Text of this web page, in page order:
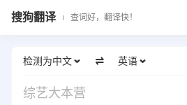
搜狗翻译 查词好，翻译快！
检测为中文 英语
综艺大本营